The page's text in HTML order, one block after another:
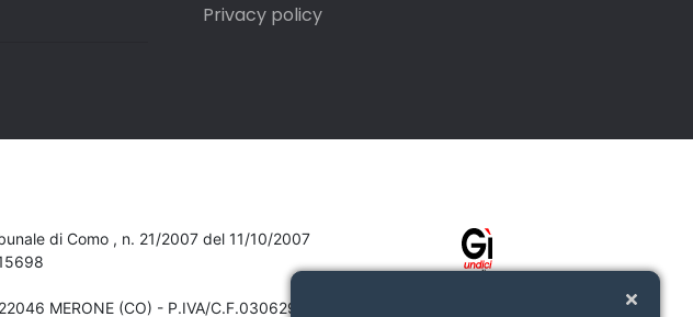
Privacy policy
di Como , n. 21/2007 del 11/10/2007
MERONE (CO) - P.IVA/C.F.03062910132